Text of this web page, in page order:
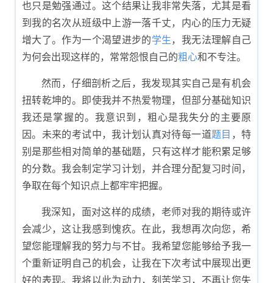
也只是勉强通过。这个结果让我非常失落，尤其是看
到我的名次从班级中上游一落千丈，内心的压力无疑
增大了。作为一个渴望进步的学生，我无法理解自己
为何会出现这样的，常常怨恨自己的粗心和不专注。
然而，仔细剖析之后，我发现其实自己是有机会
扭转乾坤的。即使我并不热爱物理，但部分基础知识
我还是掌握的。我意识到，粗心是我失分的主要原
因。未来的考试中，我计划认真对待每一道题目 ，特
别是那些相对简单的基础题，只有这样才能积累足够
的分数。我会制定学习计划，并合理分配复习时间，
争取在每个知识点上都牢牢把握。
我深知，面对这样的成绩，老师对我的期待或许
会减少，这让我感到愧疚。在此，我想再次向您，希
望您能理解我的努力与不甘。我希望您能够给予我一
个重新证明自己的机会，让我在下次考试中展现出更
好的表现。我将以此为动力，刻苦学习，不再让您失